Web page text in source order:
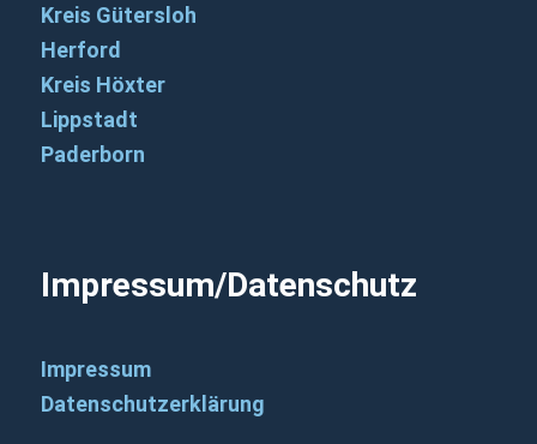
Kreis Gütersloh
Herford
Kreis Höxter
Lippstadt
Paderborn
Impressum/Datenschutz
Impressum
Datenschutzerklärung